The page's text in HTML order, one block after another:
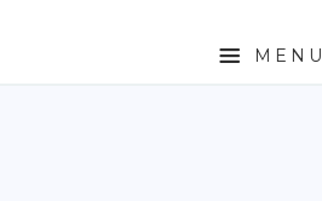
MENU